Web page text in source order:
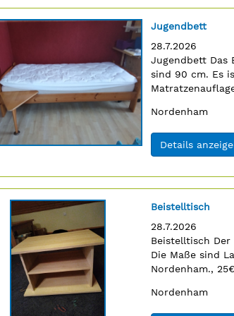
Titel:
Jugendbett
28.7.2026
Anzeigentext:
Jugendbett Das
sind 90 cm. Es
Ort:
Nordenham
Details
Titel:
Beistelltisch
28.7.2026
Anzeigentext:
Beistelltisch
Die Maße sind
Nordenham.,
Ort:
Nordenham